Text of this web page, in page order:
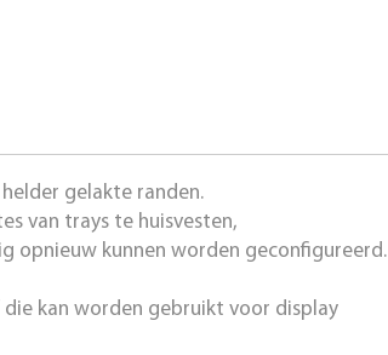
gelakte randen.
van trays te huisvesten,
opnieuw kunnen worden geconfigureerd.
die kan worden gebruikt voor display